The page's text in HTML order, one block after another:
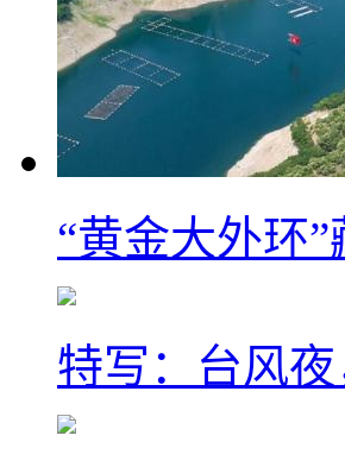
“黄金大外环
特写：台风